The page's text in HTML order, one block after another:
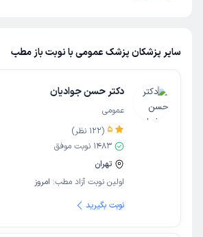
سایر پزشکان پزشک عمومی با نوبت باز مطب
دکتر حسن جوادیان
عمومی
5
(
122 نظر)
1483 نوبت موفق
تهران
اولین نوبت آزاد مطب: امروز
نوبت بگیرید